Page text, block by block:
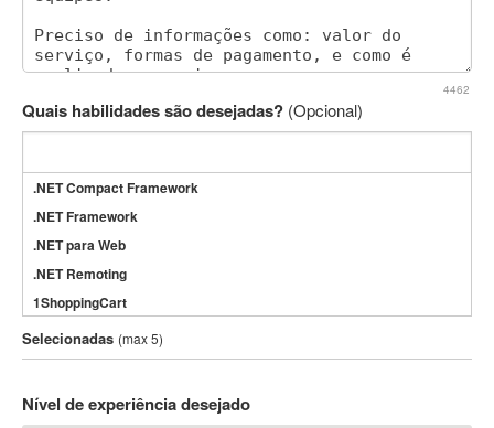
4462
Quais habilidades são desejadas? (Opcional)
.NET Compact Framework
.NET Framework
.NET para Web
.NET Remoting
1ShoppingCart
3DS Max
3GSM
802.11
Selecionadas (max 5)
Nível de experiência desejado